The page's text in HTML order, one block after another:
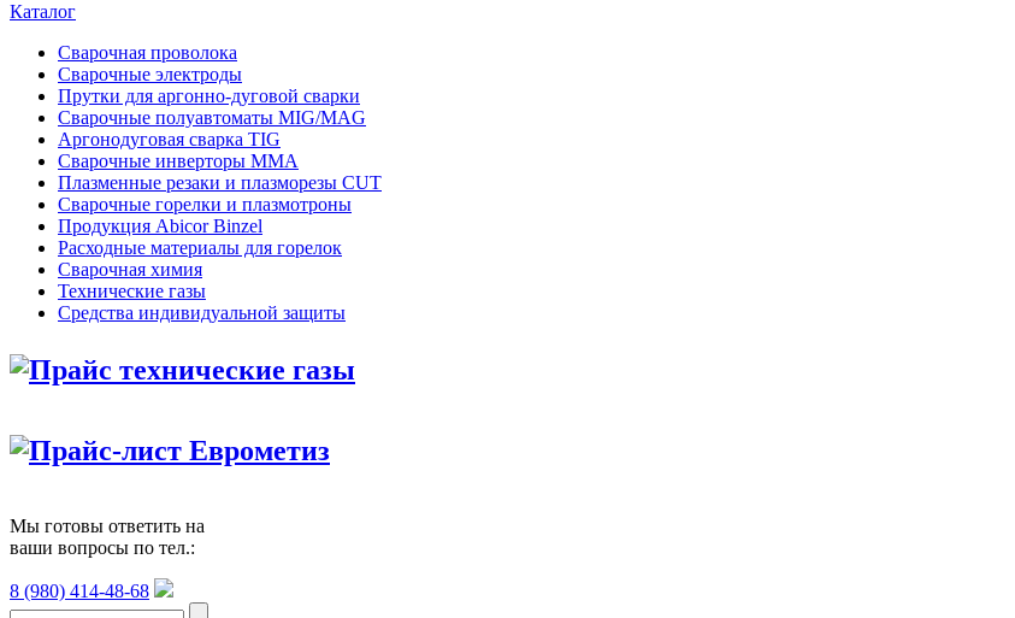
Каталог
Сварочная проволока
Сварочные электроды
Прутки для аргонно-дуговой сварки
Сварочные полуавтоматы MIG/MAG
Аргонодуговая сварка TIG
Сварочные инверторы MMA
Плазменные резаки и плазморезы CUT
Сварочные горелки и плазмотроны
Продукция Abicor Binzel
Расходные материалы для горелок
Сварочная химия
Технические газы
Средства индивидуальной защиты
Прайс технические газы
Прайс-лист Еврометиз
Мы готовы ответить на
ваши вопросы по тел.:
8 (980) 414-48-68